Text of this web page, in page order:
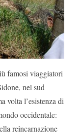
famosi viaggiatori
nel sud
volta l’esistenza di
occidentale:
reincarnazione